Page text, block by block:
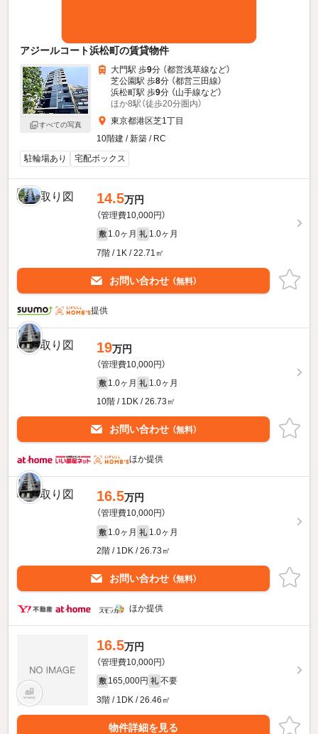
アジールコート浜松町の賃貸物件
すべての写真
大門駅 歩9分 （都営浅草線など）
芝公園駅 歩8分 （都営三田線）
浜松町駅 歩9分 （山手線など）
ほか8駅（徒歩20分圏内）
東京都港区芝1丁目
10階建 / 新築 / RC
駐輪場あり
宅配ボックス
14.5万円
（管理費10,000円）
敷 1.0ヶ月 礼 1.0ヶ月
7階 / 1K / 22.71㎡
お問い合わせ （無料）
提供
19万円
（管理費10,000円）
敷 1.0ヶ月 礼 1.0ヶ月
10階 / 1DK / 26.73㎡
お問い合わせ （無料）
ほか提供
16.5万円
（管理費10,000円）
敷 1.0ヶ月 礼 1.0ヶ月
2階 / 1DK / 26.73㎡
お問い合わせ （無料）
ほか提供
16.5万円
（管理費10,000円）
敷 165,000円 礼 不要
3階 / 1DK / 26.46㎡
物件詳細を見る